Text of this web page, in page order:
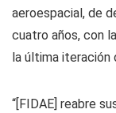
aeroespacial, de
cuatro años, con
la última iteración
“[FIDAE] reabre